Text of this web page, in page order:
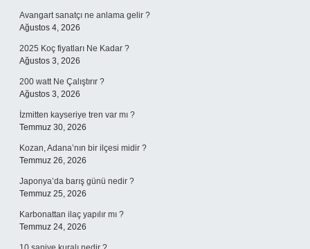
Avangart sanatçı ne anlama gelir ?
Ağustos 4, 2026
2025 Koç fiyatları Ne Kadar ?
Ağustos 3, 2026
200 watt Ne Çalıştırır ?
Ağustos 3, 2026
İzmitten kayseriye tren var mı ?
Temmuz 30, 2026
Kozan, Adana’nın bir ilçesi midir ?
Temmuz 26, 2026
Japonya’da barış günü nedir ?
Temmuz 25, 2026
Karbonattan ilaç yapılır mı ?
Temmuz 24, 2026